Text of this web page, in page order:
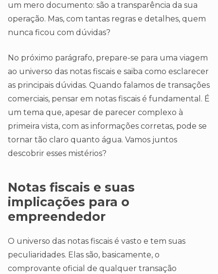
um mero documento: são a transparência da sua
operação. Mas, com tantas regras e detalhes, quem
nunca ficou com dúvidas?
No próximo parágrafo, prepare-se para uma viagem
ao universo das notas fiscais e saiba como esclarecer
as principais dúvidas. Quando falamos de transações
comerciais, pensar em notas fiscais é fundamental. É
um tema que, apesar de parecer complexo à
primeira vista, com as informações corretas, pode se
tornar tão claro quanto água. Vamos juntos
descobrir esses mistérios?
Notas fiscais e suas
implicações para o
empreendedor
O universo das notas fiscais é vasto e tem suas
peculiaridades. Elas são, basicamente, o
comprovante oficial de qualquer transação